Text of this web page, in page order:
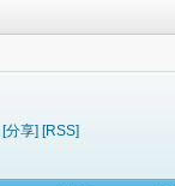
[分享] [RSS]